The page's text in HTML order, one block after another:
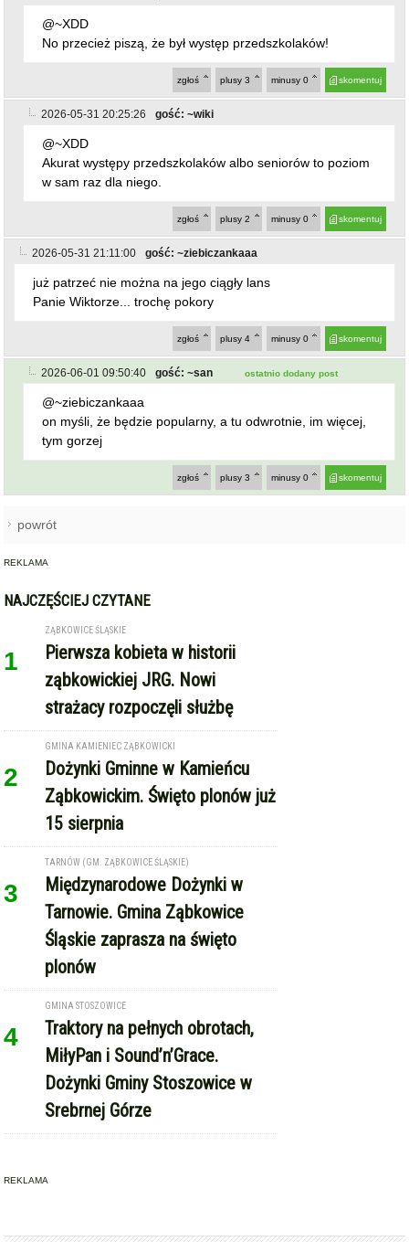
@~XDD
No przecież piszą, że był występ przedszkolaków!
skomentuj
minusy 0
plusy 3
zgłoś
2026-05-31 20:25:26 gość: ~wiki
@~XDD
Akurat występy przedszkolaków albo seniorów to poziom
w sam raz dla niego.
skomentuj
minusy 0
plusy 2
zgłoś
2026-05-31 21:11:00 gość: ~ziebiczankaaa
już patrzeć nie można na jego ciągły lans
Panie Wiktorze... trochę pokory
skomentuj
minusy 0
plusy 4
zgłoś
2026-06-01 09:50:40 gość: ~san ostatnio dodany post
@~ziebiczankaaa
on myśli, że będzie popularny, a tu odwrotnie, im więcej,
tym gorzej
skomentuj
minusy 0
plusy 3
zgłoś
powrót
REKLAMA
NAJCZĘŚCIEJ CZYTANE
1
ZĄBKOWICE ŚLĄSKIE
Pierwsza kobieta w historii
ząbkowickiej JRG. Nowi
strażacy rozpoczęli służbę
2
GMINA KAMIENIEC ZĄBKOWICKI
Dożynki Gminne w Kamieńcu
Ząbkowickim. Święto plonów już
15 sierpnia
3
TARNÓW (GM. ZĄBKOWICE ŚLĄSKIE)
Międzynarodowe Dożynki w
Tarnowie. Gmina Ząbkowice
Śląskie zaprasza na święto
plonów
4
GMINA STOSZOWICE
Traktory na pełnych obrotach,
MiłyPan i Sound’n’Grace.
Dożynki Gminy Stoszowice w
Srebrnej Górze
REKLAMA